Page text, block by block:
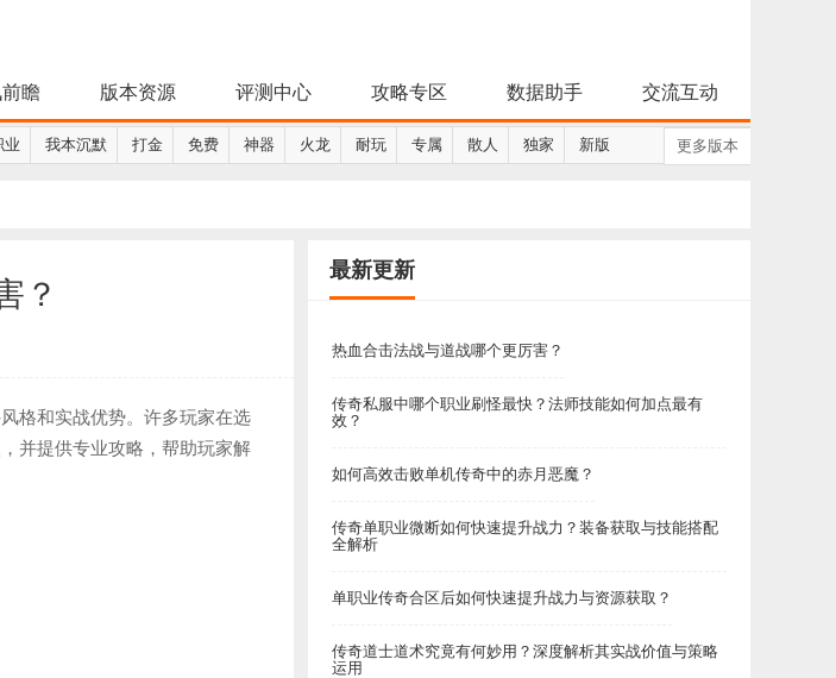
瞻 版本资源 评测中心 攻略专区 数据助手 交流互动
业 我本沉默 打金 免费 神器 火龙 耐玩 专属 散人 独家 新版 更多版本
？
格和实战优势。许多玩家在选
并提供专业攻略，帮助玩家解
最新更新
热血合击法战与道战哪个更厉害？
传奇私服中哪个职业刷怪最快？法师技能如何加点最有
效？
如何高效击败单机传奇中的赤月恶魔？
传奇单职业微断如何快速提升战力？装备获取与技能搭配
全解析
单职业传奇合区后如何快速提升战力与资源获取？
传奇道士道术究竟有何妙用？深度解析其实战价值与策略
运用